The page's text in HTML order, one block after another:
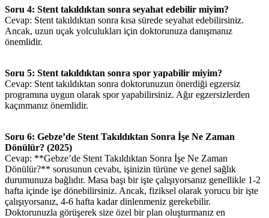
Soru 4: Stent takıldıktan sonra seyahat edebilir miyim?
Cevap: Stent takıldıktan sonra kısa sürede seyahat edebilirsiniz.
Ancak, uzun uçak yolculukları için doktorunuza danışmanız
önemlidir.
Soru 5: Stent takıldıktan sonra spor yapabilir miyim?
Cevap: Stent takıldıktan sonra doktorunuzun önerdiği egzersiz
programına uygun olarak spor yapabilirsiniz. Ağır egzersizlerden
kaçınmanız önemlidir.
Soru 6: Gebze’de Stent Takıldıktan Sonra İşe Ne Zaman
Dönülür? (2025)
Cevap: **Gebze’de Stent Takıldıktan Sonra İşe Ne Zaman
Dönülür?** sorusunun cevabı, işinizin türüne ve genel sağlık
durumunuza bağlıdır. Masa başı bir işte çalışıyorsanız genellikle 1-2
hafta içinde işe dönebilirsiniz. Ancak, fiziksel olarak yorucu bir işte
çalışıyorsanız, 4-6 hafta kadar dinlenmeniz gerekebilir.
Doktorunuzla görüşerek size özel bir plan oluşturmanız en